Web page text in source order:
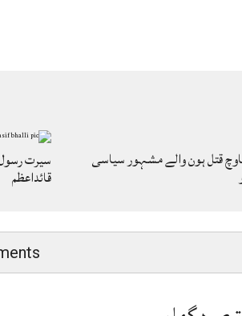
سیرت
قائداعظم
قتل ہون والے مشہور سیاسی